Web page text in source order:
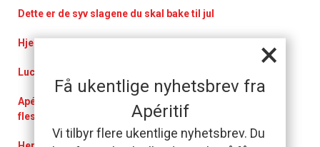
×
Få ukentlige nyhetsbrev fra
Apéritif
Vi tilbyr flere ukentlige nyhetsbrev. Du
Dette er de syv slagene du skal bake til jul
Hjemmelaget konfekt og supre julegodter
Lucia-feiring med lussekatter
Apéritifs store jule- og nyttårsmeny gir deg svar på de
fleste spørsmål